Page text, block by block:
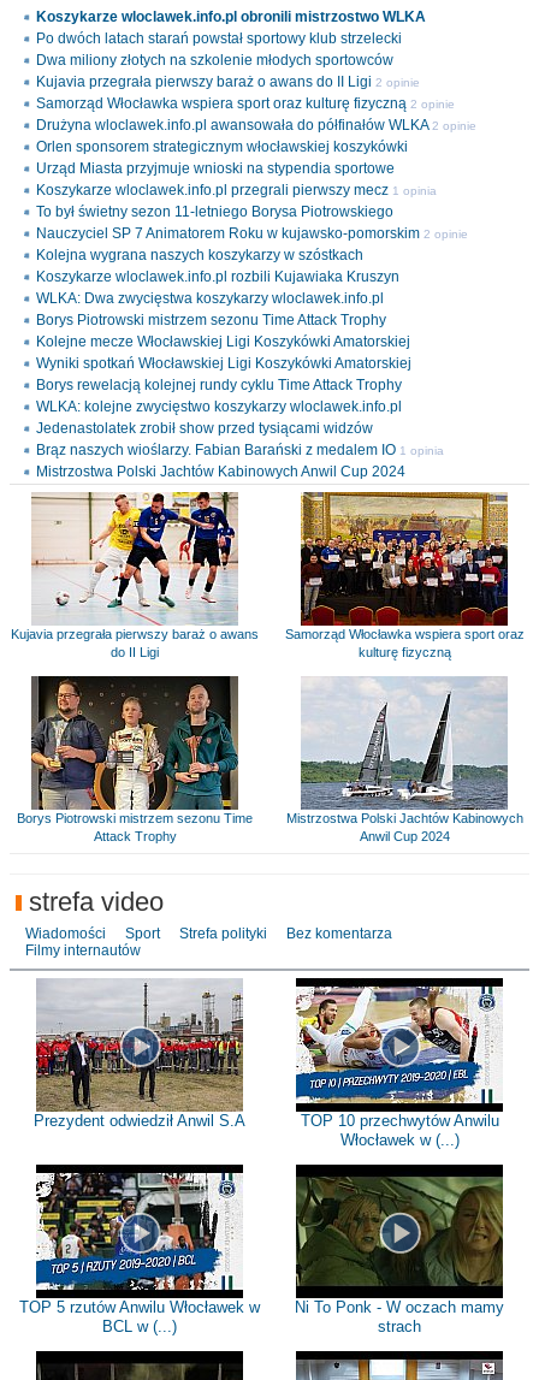
Koszykarze wloclawek.info.pl obronili mistrzostwo WLKA
Po dwóch latach starań powstał sportowy klub strzelecki
Dwa miliony złotych na szkolenie młodych sportowców
Kujavia przegrała pierwszy baraż o awans do II Ligi 2 opinie
Samorząd Włocławka wspiera sport oraz kulturę fizyczną 2 opinie
Drużyna wloclawek.info.pl awansowała do półfinałów WLKA 2 opinie
Orlen sponsorem strategicznym włocławskiej koszykówki
Urząd Miasta przyjmuje wnioski na stypendia sportowe
Koszykarze wloclawek.info.pl przegrali pierwszy mecz 1 opinia
To był świetny sezon 11-letniego Borysa Piotrowskiego
Nauczyciel SP 7 Animatorem Roku w kujawsko-pomorskim 2 opinie
Kolejna wygrana naszych koszykarzy w szóstkach
Koszykarze wloclawek.info.pl rozbili Kujawiaka Kruszyn
WLKA: Dwa zwycięstwa koszykarzy wloclawek.info.pl
Borys Piotrowski mistrzem sezonu Time Attack Trophy
Kolejne mecze Włocławskiej Ligi Koszykówki Amatorskiej
Wyniki spotkań Włocławskiej Ligi Koszykówki Amatorskiej
Borys rewelacją kolejnej rundy cyklu Time Attack Trophy
WLKA: kolejne zwycięstwo koszykarzy wloclawek.info.pl
Jedenastolatek zrobił show przed tysiącami widzów
Brąz naszych wioślarzy. Fabian Barański z medalem IO 1 opinia
Mistrzostwa Polski Jachtów Kabinowych Anwil Cup 2024
Kujavia przegrała pierwszy baraż o awans
do II Ligi
Samorząd Włocławka wspiera sport oraz
kulturę fizyczną
Borys Piotrowski mistrzem sezonu Time
Attack Trophy
Mistrzostwa Polski Jachtów Kabinowych
Anwil Cup 2024
strefa video
Wiadomości Sport Strefa polityki
Bez komentarza
Filmy internautów
Prezydent odwiedził Anwil S.A
TOP 10 przechwytów Anwilu
Włocławek w (...)
TOP 5 rzutów Anwilu Włocławek w
BCL w (...)
Ni To Ponk - W oczach mamy
strach